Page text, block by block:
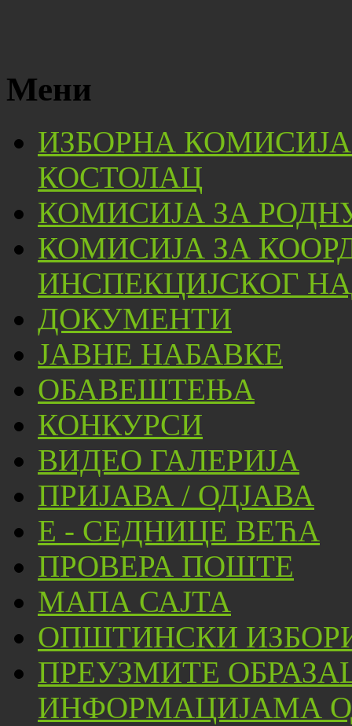
Мени
ИЗБОРНА
КОСТОЛАЦ
КОМИСИЈА ЗА
КОМИСИЈА ЗА
ИНСПЕКЦИЈСКОГ
ДОКУМЕНТИ
ЈАВНЕ НАБАВКЕ
ОБАВЕШТЕЊА
КОНКУРСИ
ВИДЕО ГАЛЕРИЈА
ПРИЈАВА / ОДЈАВА
Е - СЕДНИЦЕ ВЕЋА
ПРОВЕРА ПОШТЕ
МАПА САЈТА
ОПШТИНСКИ
ПРЕУЗМИТЕ
ИНФОРМАЦИЈАМА